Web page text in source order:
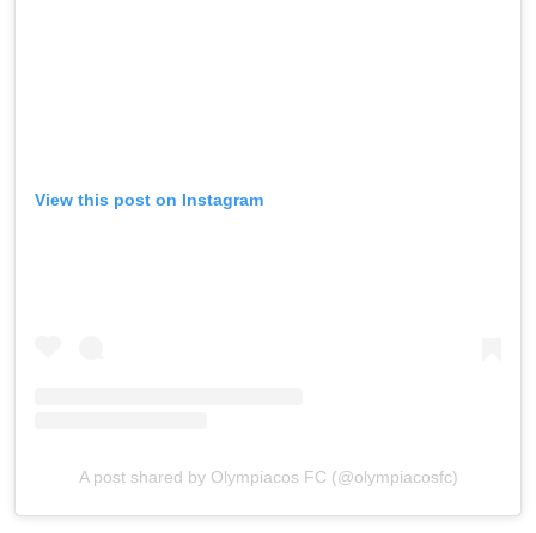
View this post on Instagram
A post shared by Olympiacos FC (@olympiacosfc)